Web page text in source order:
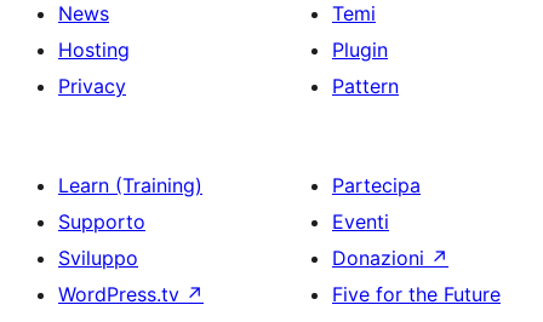
News
Hosting
Privacy
Temi
Plugin
Pattern
Learn (Training)
Supporto
Sviluppo
WordPress.tv ↗
Partecipa
Eventi
Donazioni ↗
Five for the Future